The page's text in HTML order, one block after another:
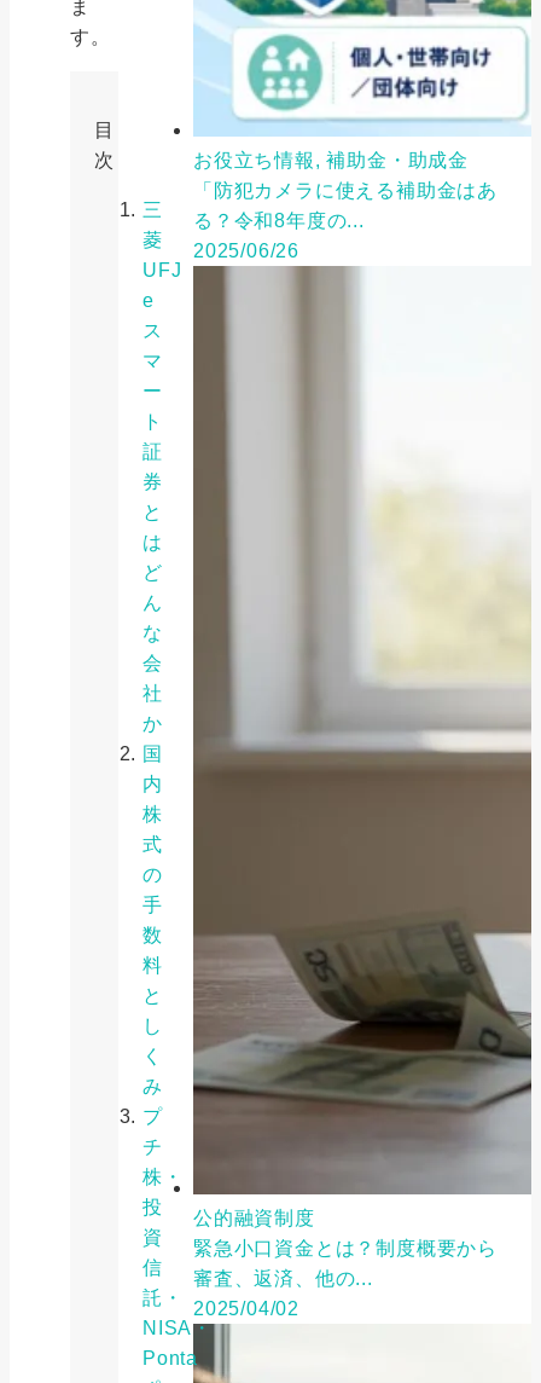
ま
す。
目
次
三
菱
UFJ
e
ス
マ
ー
ト
証
券
と
は
ど
ん
な
会
社
か
国
内
株
式
の
手
数
料
と
し
く
み
プ
チ
株・
投
資
信
託・
NISA・
Ponta
お役立ち情報, 補助金・助成金
「防犯カメラに使える補助金はあ
る？令和8年度の...
2025/06/26
公的融資制度
緊急小口資金とは？制度概要から
審査、返済、他の...
2025/04/02